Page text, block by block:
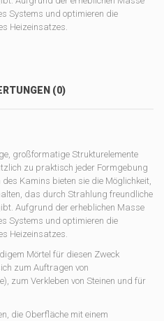
Systems und optimieren die
Heizeinsatzes.
(0)
großformatige Strukturelemente
zu praktisch jeder Formgebung
Kamins bieten sie die Möglichkeit,
das durch Strahlung freundliche
Aufgrund der erheblichen Masse
Systems und optimieren die
Heizeinsatzes.
Mörtel für diesen Zweck
zum Auftragen von
zum Verkleben von Steinen und für
die Oberfläche mit einem